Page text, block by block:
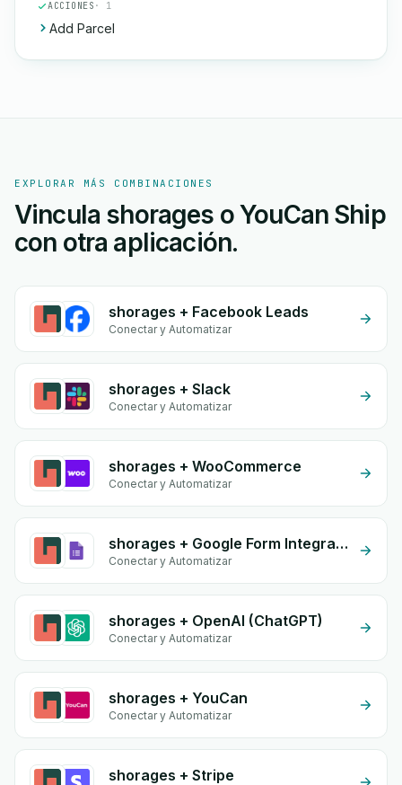
ACCIONES · 1
Add Parcel
EXPLORAR MÁS COMBINACIONES
Vincula shorages o YouCan Ship
con otra aplicación.
shorages + Facebook Leads
Conectar y Automatizar
shorages + Slack
Conectar y Automatizar
shorages + WooCommerce
Conectar y Automatizar
shorages + Google Form Integration
Conectar y Automatizar
shorages + OpenAI (ChatGPT)
Conectar y Automatizar
shorages + YouCan
Conectar y Automatizar
shorages + Stripe